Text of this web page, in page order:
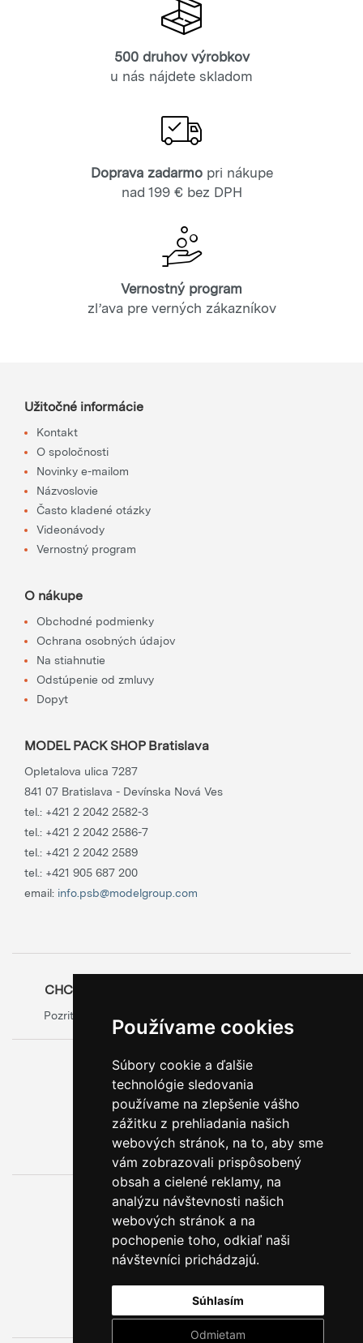
Používame cookies
Súbory cookie a ďalšie
technológie sledovania
používame na zlepšenie vášho
zážitku z prehliadania našich
webových stránok, na to, aby sme
vám zobrazovali prispôsobený
obsah a cielené reklamy, na
analýzu návštevnosti našich
webových stránok a na
pochopenie toho, odkiaľ naši
návštevníci prichádzajú.
Súhlasím
Odmietam
500 druhov výrobkov
u nás nájdete skladom
Doprava zadarmopri nákupe
nad 199 € bez DPH
Vernostný program
zľava pre verných zákazníkov
Užitočné informácie
Kontakt
O spoločnosti
Novinky e-mailom
Názvoslovie
Často kladené otázky
Videonávody
Vernostný program
O nákupe
Obchodné podmienky
Ochrana osobných údajov
Na stiahnutie
Odstúpenie od zmluvy
Dopyt
MODEL PACK SHOP Bratislava
Opletalova ulica 7287
841 07 Bratislava - Devínska Nová Ves
tel.: +421 2 2042 2582-3
tel.: +421 2 2042 2586-7
tel.: +421 2 2042 2589
tel.: +421 905 687 200
email: info.psb@modelgroup.com
CHCETE SA O OBALOCH DOZVEDIEŤ VIAC?
Pozrite si oficiálny web výrobcu obalov
0800 888 123
BEZPLATNÁ INFOLINKA